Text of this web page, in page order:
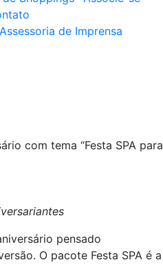
Assessoria de Imprensa
com tema “Festa SPA para
pensado
O pacote Festa SPA é a